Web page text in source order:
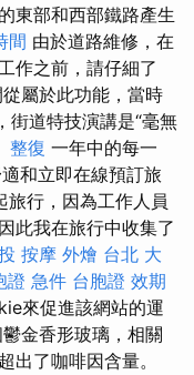
東部和西部鐵路產生
間 由於道路維修，在
作之前，請仔細了
屬於此功能，當時
街道特技演講是“毫無
整復 一年中的每一
和立即在線預訂旅
旅行，因為工作人員
此我在旅行中收集了
按摩 外燴 台北 大
證 急件 台胞證 效期
來促進該網站的運
金香形玻璃，相關
出了咖啡因含量。